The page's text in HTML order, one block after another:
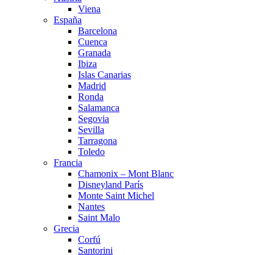
Viena
España
Barcelona
Cuenca
Granada
Ibiza
Islas Canarias
Madrid
Ronda
Salamanca
Segovia
Sevilla
Tarragona
Toledo
Francia
Chamonix – Mont Blanc
Disneyland París
Monte Saint Michel
Nantes
Saint Malo
Grecia
Corfú
Santorini